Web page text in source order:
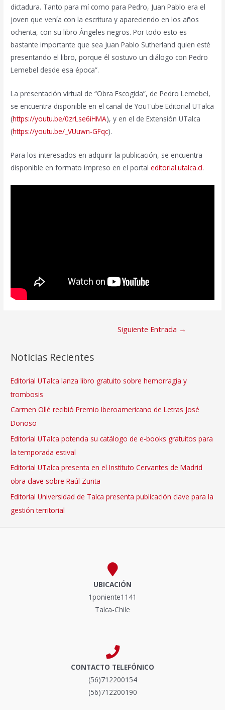
dictadura. Tanto para mí como para Pedro, Juan Pablo era el
joven que venía con la escritura y apareciendo en los años
ochenta, con su libro Ángeles negros. Por todo esto es
bastante importante que sea Juan Pablo Sutherland quien esté
presentando el libro, porque él sostuvo un diálogo con Pedro
Lemebel desde esa época”.
La presentación virtual de “Obra Escogida”, de Pedro Lemebel,
se encuentra disponible en el canal de YouTube Editorial UTalca
(https://youtu.be/0zrLse6iHMA), y en el de Extensión UTalca
(https://youtu.be/_VUuwn-GFqc).
Para los interesados en adquirir la publicación, se encuentra
disponible en formato impreso en el portaleditorial.utalca.cl.
entradas
Siguiente Entrada →
Noticias Recientes
Editorial UTalca lanza libro gratuito sobre hemorragia y
trombosis
Carmen Ollé recibió Premio Iberoamericano de Letras José
Donoso
Editorial UTalca potencia su catálogo de e-books gratuitos para
la temporada estival
Editorial UTalca presenta en el Instituto Cervantes de Madrid
obra clave sobre Raúl Zurita
Editorial Universidad de Talca presenta publicación clave para la
gestión territorial
UBICACIÓN
1poniente1141
Talca-Chile
CONTACTO TELEFÓNICO
(56)712200154
(56)712200190